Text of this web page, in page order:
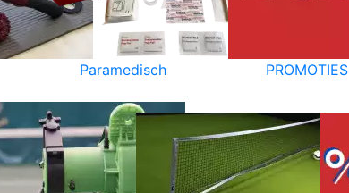
Paramedisch
PROMOTIES